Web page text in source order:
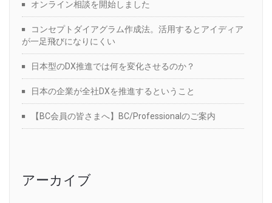
オンライン相談を開始しました
コンセプトダイアグラム作成法。活用するとアイディア
が一足飛びになりにくい
日本型のDX推進では何を変化させるのか？
日本の企業が全社DXを推進するということ
【BC会員の皆さまへ】BC/Professionalのご案内
アーカイブ